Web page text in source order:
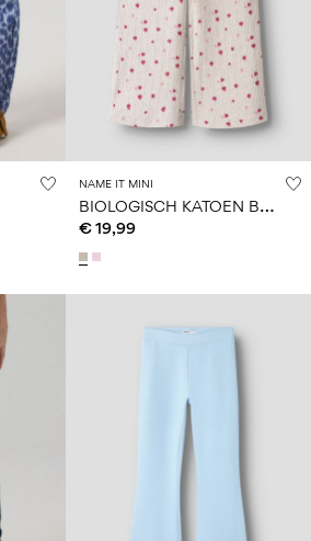
NAME IT MINI
B
IOLOGISCH KATOEN BROEK
€ 19,99